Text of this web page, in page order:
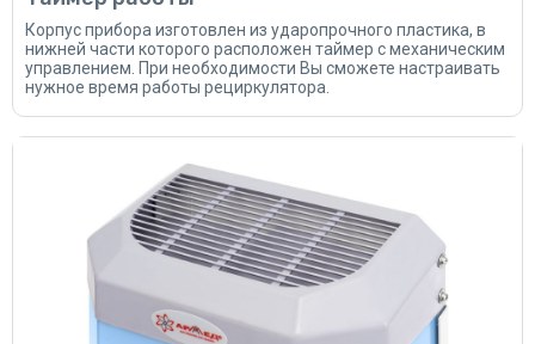
Корпус прибора изготовлен из ударопрочного пластика, в
нижней части которого расположен таймер с механическим
управлением. При необходимости Вы сможете настраивать
нужное время работы рециркулятора.